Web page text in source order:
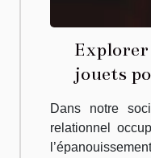
jouets
bien-
Dans notre
relationnel